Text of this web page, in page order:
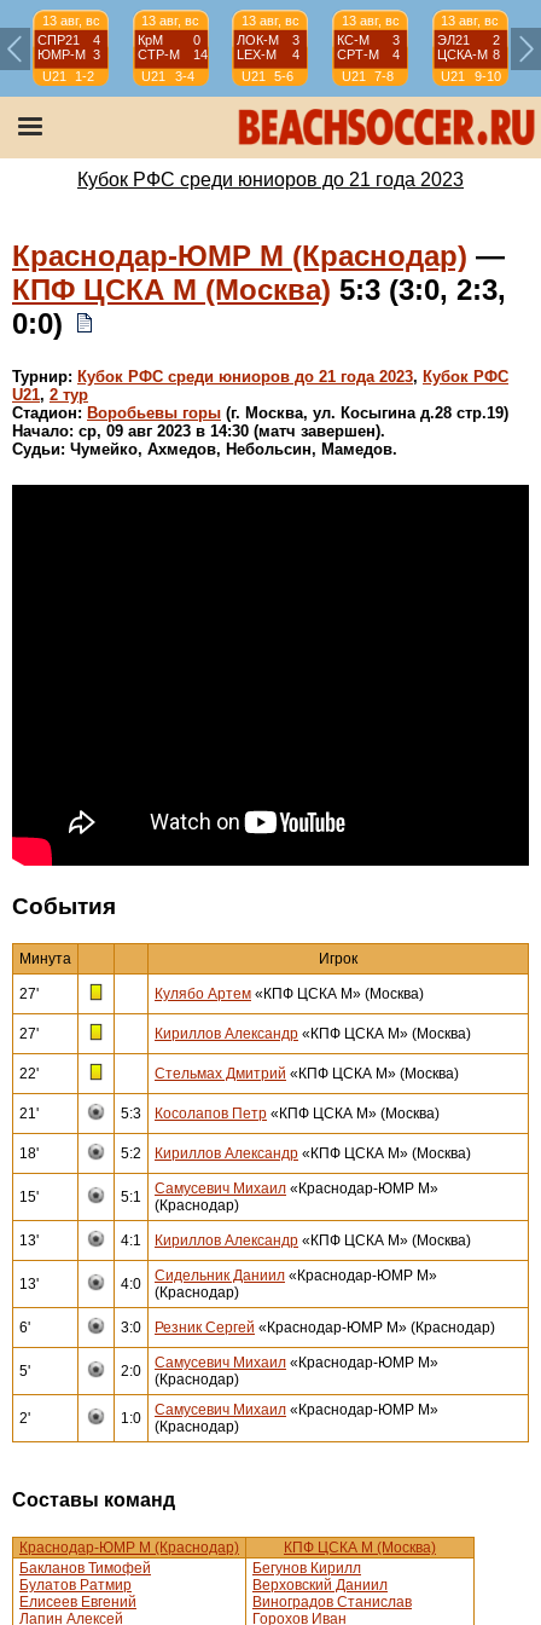
13 авг, вс
СПР21
4
ЮМР-М 3
U21
1-2
13 авг, вс
КрМ
0
СТР-М
14
U21
3-4
13 авг, вс
ЛОК-М
3
LEX-М
4
U21
5-6
13 авг, вс
КС-М
3
СРТ-М
4
U21
7-8
13 авг, вс
ЭЛ21
2
ЦСКА-М 8
U21
9-10
Кубок РФС среди юниоров до 21 года 2023
Краснодар-ЮМР М (Краснодар) —
КПФ ЦСКА М (Москва) 5:3 (3:0, 2:3,
0:0)
Турнир: Кубок РФС среди юниоров до 21 года 2023, Кубок РФС
U21, 2 тур
Стадион: Воробьевы горы (г. Москва, ул. Косыгина д.28 стр.19)
Начало: ср, 09 авг 2023 в 14:30 (матч завершен).
Судьи: Чумейко, Ахмедов, Небольсин, Мамедов.
События
Минута Игрок
27' Кулябо Артем «КПФ ЦСКА М» (Москва)
27' Кириллов Александр «КПФ ЦСКА М» (Москва)
22' Стельмах Дмитрий «КПФ ЦСКА М» (Москва)
21' 5:3 Косолапов Петр «КПФ ЦСКА М» (Москва)
18' 5:2 Кириллов Александр «КПФ ЦСКА М» (Москва)
15' 5:1 Самусевич Михаил «Краснодар-ЮМР М»
(Краснодар)
13' 4:1 Кириллов Александр «КПФ ЦСКА М» (Москва)
13' 4:0 Сидельник Даниил «Краснодар-ЮМР М»
(Краснодар)
6' 3:0 Резник Сергей «Краснодар-ЮМР М» (Краснодар)
5' 2:0 Самусевич Михаил «Краснодар-ЮМР М»
(Краснодар)
2' 1:0 Самусевич Михаил «Краснодар-ЮМР М»
(Краснодар)
Составы команд
Краснодар-ЮМР М (Краснодар)
КПФ ЦСКА М (Москва)
Бакланов Тимофей
Булатов Ратмир
Елисеев Евгений
Лапин Алексей
Бегунов Кирилл
Верховский Даниил
Виноградов Станислав
Горохов Иван